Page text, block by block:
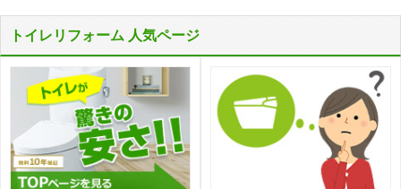
トイレリフォーム 人気ページ